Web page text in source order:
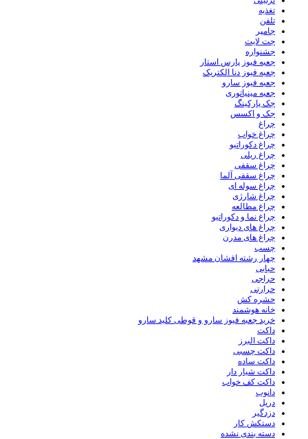
تغذیه
تلفن
جامپر
جت لایت
جشنواره
جعبه فیوز پارس استار
جعبه فیوز دنا الکتریک
جعبه فیوز سارو
جعبه مینیاتوری
جک پارکینگ
جک و اکسس
چراغ
چراغ خواب
چراغ دکوراتیو
چراغ ریلی
چراغ سقفی
چراغ سقفی آلما
چراغ سوله ای
چراغ شارژی
چراغ مطالعه
چراغ نما و دکوراتیو
چراغ های دیواری
چراغ های مدرن
چسب
چهار رشته افشان مشهد
حبابی
حراجی
حرارتی
حشره کش
خانه هوشمند
خرید جعبه فیوز سارو و قوطی کلید سارو
داکت
داکت البرز
داکت چسبی
داکت ساده
داکت شیار دار
داکت کف خواب
دانوب
دریل
دزدگیر
دستکش کار
دسته بندی نشده